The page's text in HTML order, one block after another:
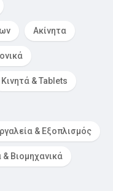
Ακίνητα
Κινητά & Tablets
& Εξοπλισμός
& Βιομηχανικά